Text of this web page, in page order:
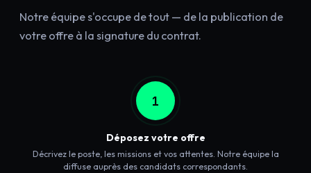
Notre équipe s'occupe de tout — de la publication de
votre offre à la signature du contrat.
1
Déposez votre offre
Décrivez le poste, les missions et vos attentes. Notre équipe la
diffuse auprès des candidats correspondants.